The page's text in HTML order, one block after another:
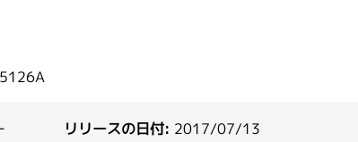
リリースの日付: 2017/07/13